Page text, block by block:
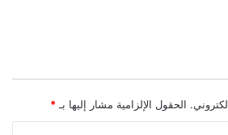
الحقول الإلزامية مشار إليها بـ *